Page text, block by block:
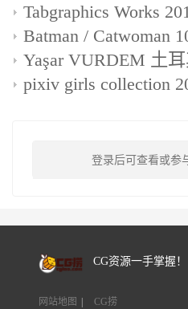
Batman / Catwoman
pixiv girls collection
登录后可查看或参
CG资源一手掌握！
网站地图 CG捞